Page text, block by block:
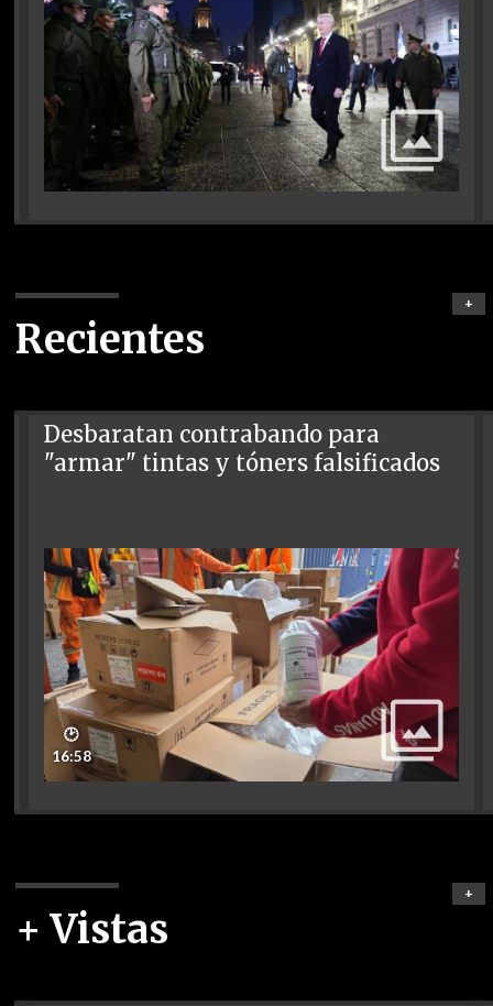
Recientes
+
Desbaratan contrabando para
"armar" tintas y tóners falsificados
🕑
16:58
+ Vistas
+